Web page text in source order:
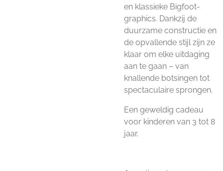
en klassieke Bigfoot-
graphics. Dankzij de
duurzame constructie en
de opvallende stijl zijn ze
klaar om elke uitdaging
aan te gaan – van
knallende botsingen tot
spectaculaire sprongen.
Een geweldig cadeau
voor kinderen van 3 tot 8
jaar.